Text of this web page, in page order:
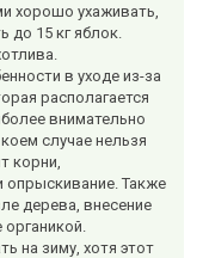
хорошо ухаживать,
до 15 кг яблок.
в уходе из-за
располагается
внимательно
случае нельзя
корни,
опрыскивание. Также
дерева, внесение
на зиму, хотя этот